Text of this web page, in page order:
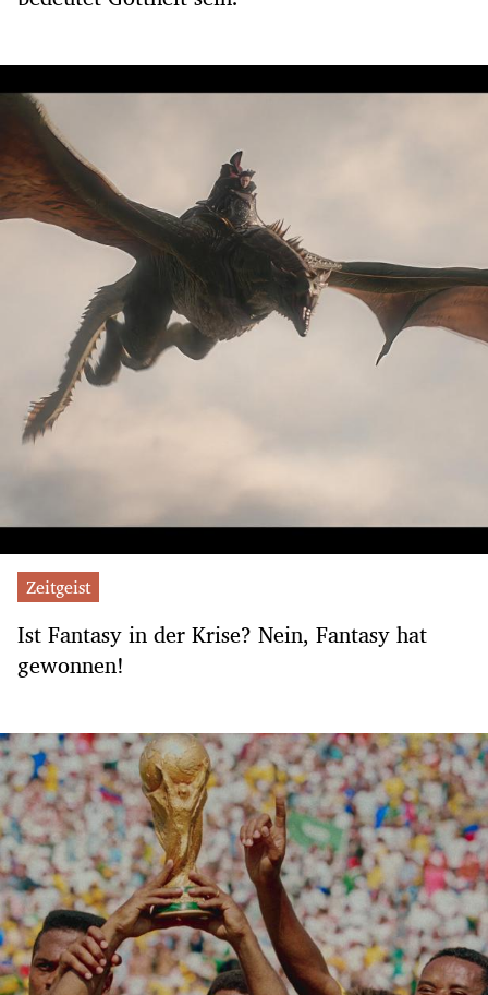
Zeitgeist
Ist Fantasy in der Krise? Nein, Fantasy hat
gewonnen!